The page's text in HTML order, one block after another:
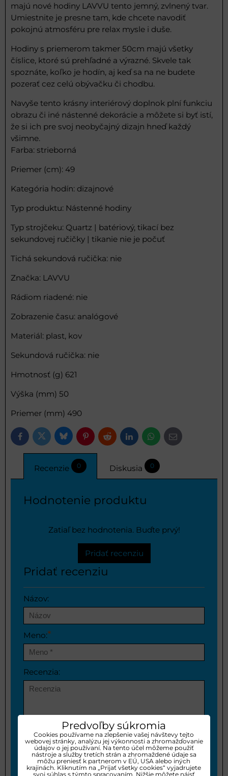
majú nové hodiny LAVVU tento jemný, zvlnený tvar.
Umiestnite je presne tam, kde chcete navodiť
pokojnú atmosféru pre relax mysle i duše.
Hodiny s priemerom takmer 50cm majú všetky
číslice, ktoré sú prehľadné a výrazné. Skvele tak
spoznáte, koľko je hodín, aj keď sa na ne budete
pozerať cez celú obývačku či chodbu.
Navyše tento krásny interiérový doplnok plní funkciu
obrazu či iné nástenné dekorácie a môžete si byť istí,
že si ich pre svoj neobyčajný dizajn hneď každý
všimne.
Farba: strieborná
Priemer (cm): 49
Kategória hodín: dizajnové
Typ produktu: Nástenné hodiny
Typ strojčeku: Quartz | batériový, tikací bez
sekundovej ručičky | tikanie nie je počuť
Tichá sekundová ručička: nie
Značka: LAVVU
Rádiom riadené: nie
Zobrazenie času: analógové
Materiál: plast, kov
Sekundová ručička: nie
Hmotnosť (g) 621
Výška (mm) 50
Priemer (mm) 490
FacebookTwitterBlueskyPinterestRedditLinkedInWhatsApp
E-
mail
Recenzie 0 Diskusia 0
Hodnotenie produktu
Zatiaľ bez hodnotenia. Buďte prvý!
Pridať recenziu
Pridať recenziu
Názov:
Meno:*
Recenzia:
Pozitíva:
Predvoľby súkromia
Cookies používame na zlepšenie vašej návštevy tejto
webovej stránky, analýzu jej výkonnosti a zhromažďovanie
údajov o jej používaní. Na tento účel môžeme použiť
nástroje a služby tretích strán a zhromaždené údaje sa
môžu preniesť k partnerom v EÚ, USA alebo iných
krajinách. Kliknutím na „Prijať všetky cookies“ vyjadrujete
svoj súhlas s týmto spracovaním. Nižšie môžete nájsť